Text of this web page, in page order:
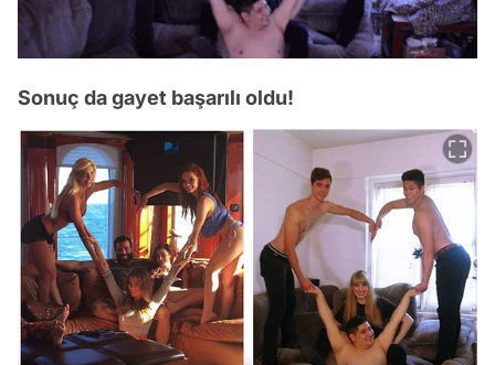
Sonuç da gayet başarılı oldu!